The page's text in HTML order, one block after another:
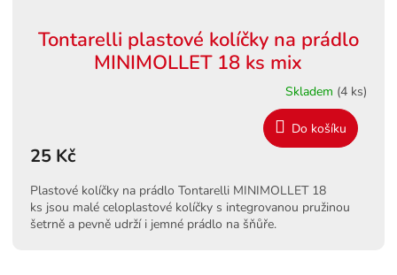
Tontarelli plastové kolíčky na prádlo
MINIMOLLET 18 ks mix
Skladem (4 ks)
25 Kč
Do košíku
Plastové kolíčky na prádlo Tontarelli MINIMOLLET 18
ks jsou malé celoplastové kolíčky s integrovanou pružinou
šetrně a pevně udrží i jemné prádlo na šňůře.